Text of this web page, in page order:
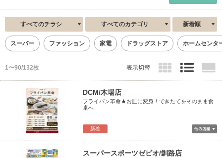
すべてのチラシ すべてのカテゴリ 新着順
スーパー ファッション 家電 ドラッグストア ホームセンタ
1〜90/132枚 表示切替
新着
DCM/木場店
フライパン革命★お皿に変身！できたてをそのまま食
卓へ
スーパースポーツゼビオ/釧路店